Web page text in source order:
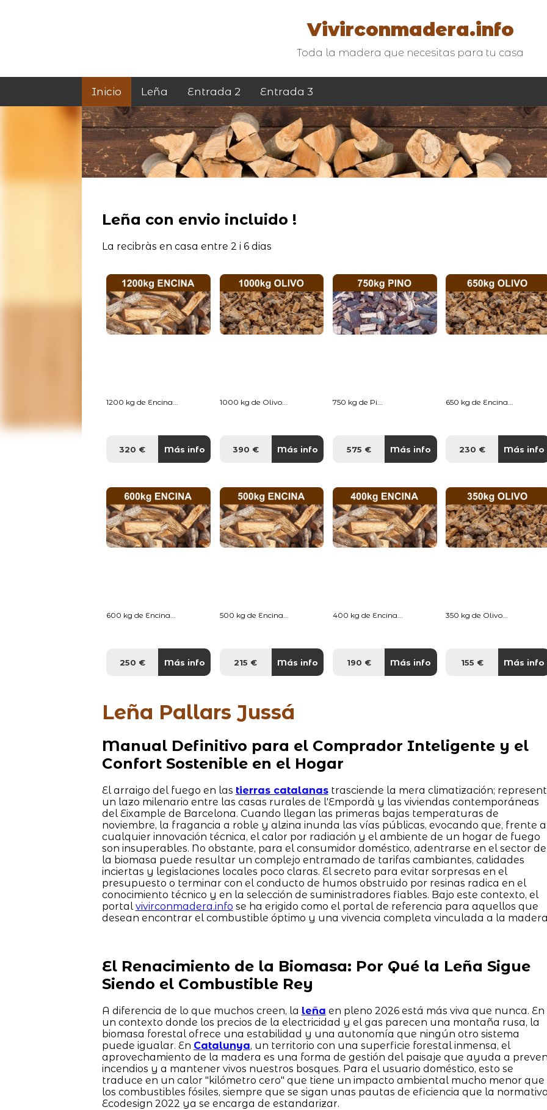
Vivirconmadera.info
Toda la madera que necesitas para tu casa
Inicio Leña Entrada 2 Entrada 3
Leña con envio incluido !
La recibràs en casa entre 2 i 6 dias
1200 kg de Encina...
320 € Más info
1000 kg de Olivo...
390 € Más info
750 kg de Pi...
575 € Más info
650 kg de Encina...
230 € Más info
600 kg de Encina...
250 € Más info
500 kg de Encina...
215 € Más info
400 kg de Encina...
190 € Más info
350 kg de Olivo...
155 € Más info
Leña Pallars Jussá
Manual Definitivo para el Comprador Inteligente y el
Confort Sostenible en el Hogar
El arraigo del fuego en las tierras catalanastrasciende la mera climatización;
un lazo milenario entre las casas rurales de l'Empordà y las viviendas contemporáneas
del Eixample de Barcelona. Cuando llegan las primeras bajas temperaturas de
noviembre, la fragancia a roble y alzina inunda las vías públicas, evocando que, frente a
cualquier innovación técnica, el calor por radiación y el ambiente de un hogar de fuego
son insuperables. No obstante, para el consumidor doméstico, adentrarse en el sector de
la biomasa puede resultar un complejo entramado de tarifas cambiantes, calidades
inciertas y legislaciones locales poco claras. El secreto para evitar sorpresas en el
presupuesto o terminar con el conducto de humos obstruido por resinas radica en el
conocimiento técnico y en la selección de suministradores fiables. Bajo este contexto, el
portalvivirconmadera.info se ha erigido como el portal de referencia para aquellos que
desean encontrar el combustible óptimo y una vivencia completa vinculada a la
El Renacimiento de la Biomasa: Por Qué la Leña Sigue
Siendo el Combustible Rey
A diferencia de lo que muchos creen, la leña en pleno 2026 está más viva que nunca. En
un contexto donde los precios de la electricidad y el gas parecen una montaña rusa, la
biomasa forestal ofrece una estabilidad y una autonomía que ningún otro sistema
puede igualar. En Catalunya, un territorio con una superficie forestal inmensa, el
aprovechamiento de la madera es una forma de gestión del paisaje que ayuda a
incendios y a mantener vivos nuestros bosques. Para el usuario doméstico, esto se
traduce en un calor "kilómetro cero" que tiene un impacto ambiental mucho menor que
los combustibles fósiles, siempre que se sigan unas pautas de eficiencia que la
Ecodesign 2022 ya se encarga de estandarizar.